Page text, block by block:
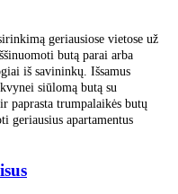
geriausiose vietose už
butą parai arba
iš savininkų. Išsamus
siūlomą butą su
paprasta trumpalaikės butų
geriausius apartamentus